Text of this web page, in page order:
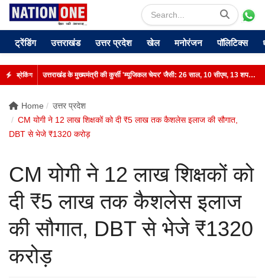
ब्रेकिंग उत्तराखंड के मुख्यमंत्री की कुर्सी 'म्यूजिकल चेयर' जैसी: 26 साल, 10 सीएम, 13 शपथ; जानिए रोचक किस्सा
ट्रेंडिंग उत्तराखंड उत्तर प्रदेश खेल मनोरंजन पॉलिटिक्स
Home
उत्तर प्रदेश
CM योगी ने 12 लाख शिक्षकों को दी ₹5 लाख तक कैशलेस इलाज की सौगात,
DBT से भेजे ₹1320 करोड़
CM योगी ने 12 लाख शिक्षकों को
दी ₹5 लाख तक कैशलेस इलाज
की सौगात, DBT से भेजे ₹1320
करोड़